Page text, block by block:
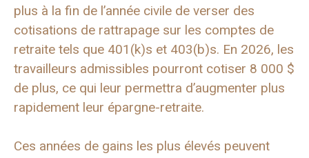
plus à la fin de l’année civile de verser des
cotisations de rattrapage sur les comptes de
retraite tels que 401(k)s et 403(b)s. En 2026, les
travailleurs admissibles pourront cotiser 8 000 $
de plus, ce qui leur permettra d’augmenter plus
rapidement leur épargne-retraite.
Ces années de gains les plus élevés peuvent